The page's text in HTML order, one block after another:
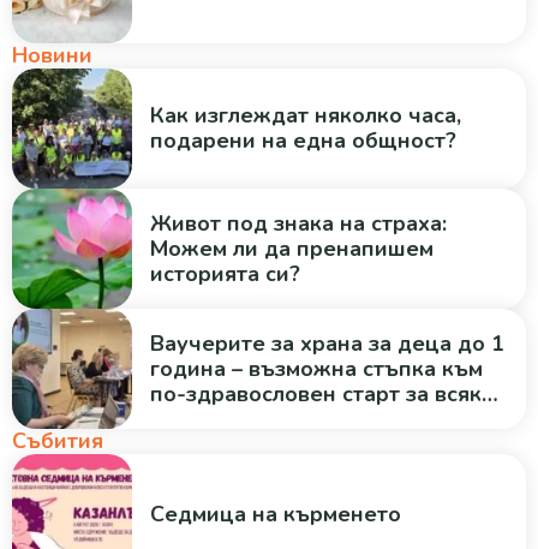
Новини
Как изглеждат няколко часа,
подарени на една общност?
Живот под знака на страха:
Можем ли да пренапишем
историята си?
Ваучерите за храна за деца до 1
година – възможна стъпка към
по-здравословен старт за всяко
Събития
Седмица на кърменето